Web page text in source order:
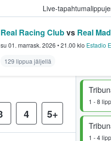
Live-
- missä fanit
Real Racing Clubvs Real
su 01. marrask. 2026 •21.00 klo Estadio
129 lippua jäljellä
1 - 8
1 - 4
4 5+